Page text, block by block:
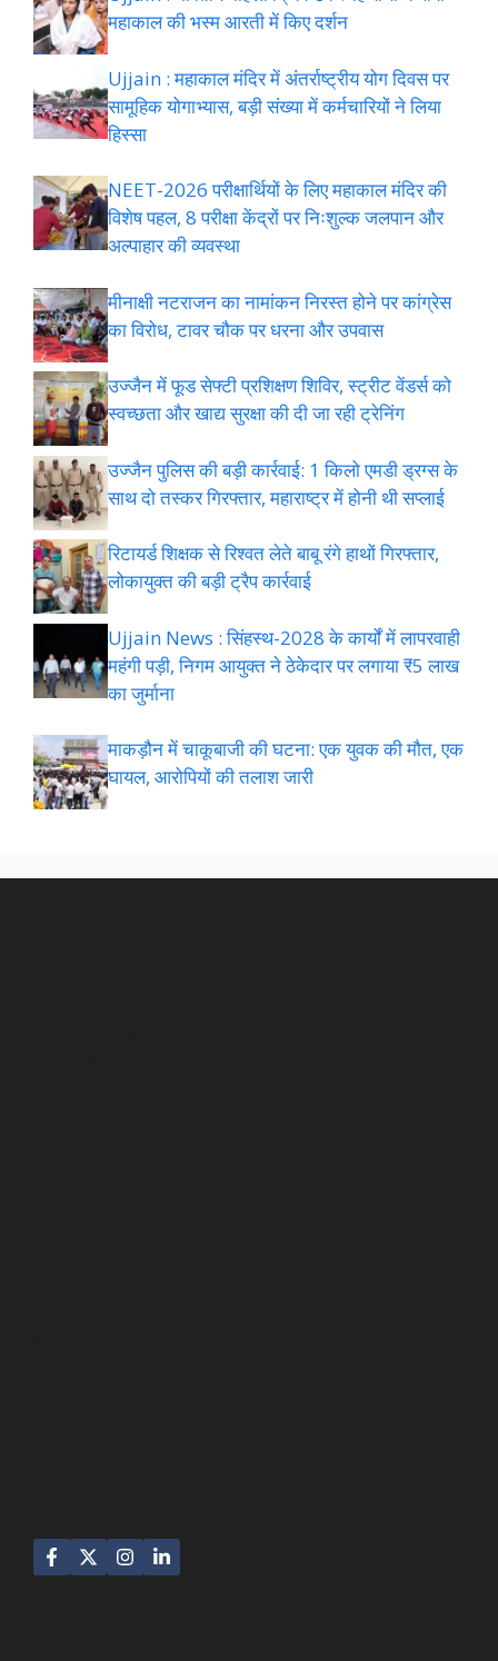
महाकाल की भस्म आरती में किए दर्शन
Ujjain : महाकाल मंदिर में अंतर्राष्ट्रीय योग दिवस पर
सामूहिक योगाभ्यास, बड़ी संख्या में कर्मचारियों ने लिया
हिस्सा
NEET-2026 परीक्षार्थियों के लिए महाकाल मंदिर की
विशेष पहल, 8 परीक्षा केंद्रों पर निःशुल्क जलपान और
अल्पाहार की व्यवस्था
मीनाक्षी नटराजन का नामांकन निरस्त होने पर कांग्रेस
का विरोध, टावर चौक पर धरना और उपवास
उज्जैन में फूड सेफ्टी प्रशिक्षण शिविर, स्ट्रीट वेंडर्स को
स्वच्छता और खाद्य सुरक्षा की दी जा रही ट्रेनिंग
उज्जैन पुलिस की बड़ी कार्रवाई: 1 किलो एमडी ड्रग्स के
साथ दो तस्कर गिरफ्तार, महाराष्ट्र में होनी थी सप्लाई
रिटायर्ड शिक्षक से रिश्वत लेते बाबू रंगे हाथों गिरफ्तार,
लोकायुक्त की बड़ी ट्रैप कार्रवाई
Ujjain News : सिंहस्थ-2028 के कार्यों में लापरवाही
महंगी पड़ी, निगम आयुक्त ने ठेकेदार पर लगाया ₹5 लाख
का जुर्माना
माकड़ौन में चाकूबाजी की घटना: एक युवक की मौत, एक
घायल, आरोपियों की तलाश जारी